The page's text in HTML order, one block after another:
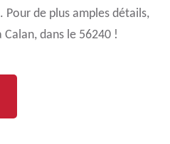
de plus amples détails,
dans le 56240 !